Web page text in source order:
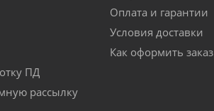
ПД
рассылку
Оплата и гарантии
Условия доставки
Как оформить заказ